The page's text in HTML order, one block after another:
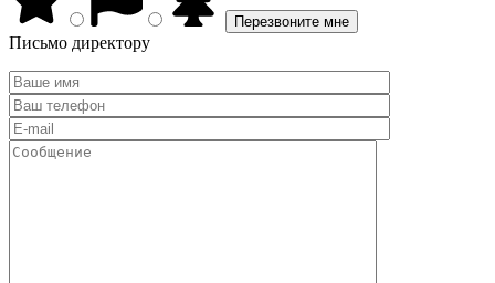
Письмо директору